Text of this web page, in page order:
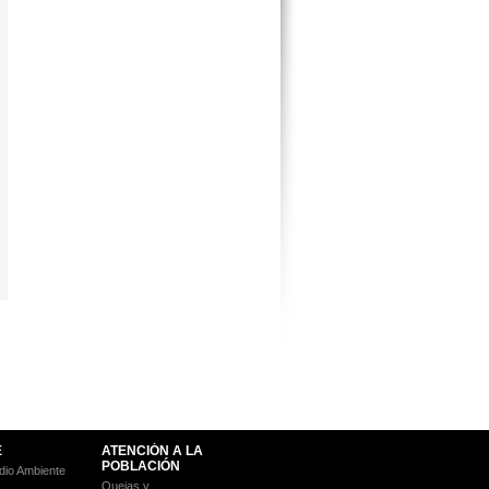
Ambiente
ATENCIÓN A LA
POBLACIÓN
Quejas y